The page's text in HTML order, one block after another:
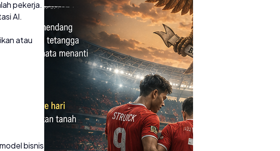
pekerja.
AI.
atau
bisnis